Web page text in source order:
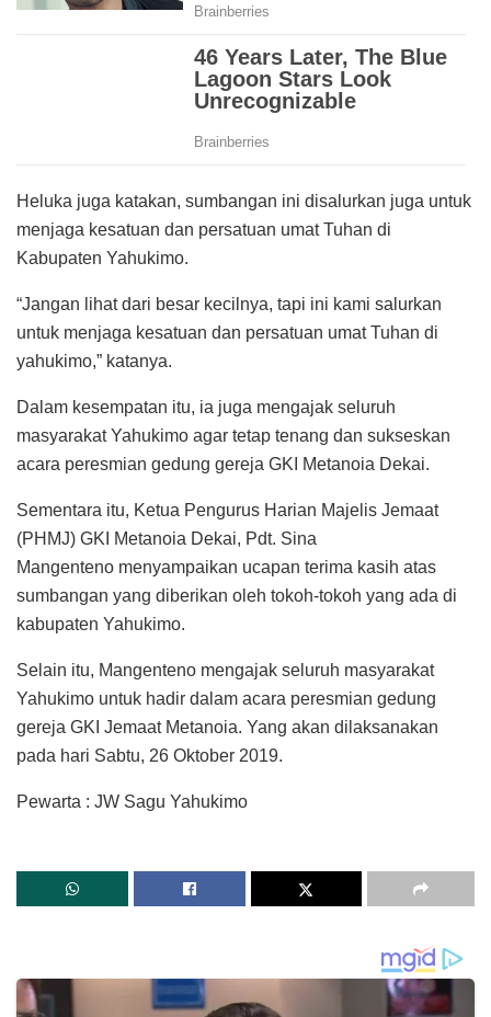
Heluka juga katakan, sumbangan ini disalurkan juga untuk
menjaga kesatuan dan persatuan umat Tuhan di
Kabupaten Yahukimo.
“Jangan lihat dari besar kecilnya, tapi ini kami salurkan
untuk menjaga kesatuan dan persatuan umat Tuhan di
yahukimo,” katanya.
Dalam kesempatan itu, ia juga mengajak seluruh
masyarakat Yahukimo agar tetap tenang dan sukseskan
acara peresmian gedung gereja GKI Metanoia Dekai.
Sementara itu, Ketua Pengurus Harian Majelis Jemaat
(PHMJ) GKI Metanoia Dekai, Pdt. Sina
Mangenteno menyampaikan ucapan terima kasih atas
sumbangan yang diberikan oleh tokoh-tokoh yang ada di
kabupaten Yahukimo.
Selain itu, Mangenteno mengajak seluruh masyarakat
Yahukimo untuk hadir dalam acara peresmian gedung
gereja GKI Jemaat Metanoia. Yang akan dilaksanakan
pada hari Sabtu, 26 Oktober 2019.
Pewarta : JW Sagu Yahukimo